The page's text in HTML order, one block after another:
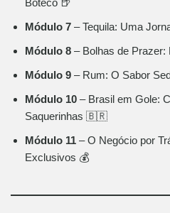
Módulo 7 – Tequila: Uma
Módulo 8 – Bolhas de Prazer:
Módulo 9 – Rum: O Sabor
Módulo 10 – Brasil em Gole:
Saquerinhas 🇧🇷
Módulo 11 – O Negócio por
Exclusivos 💰